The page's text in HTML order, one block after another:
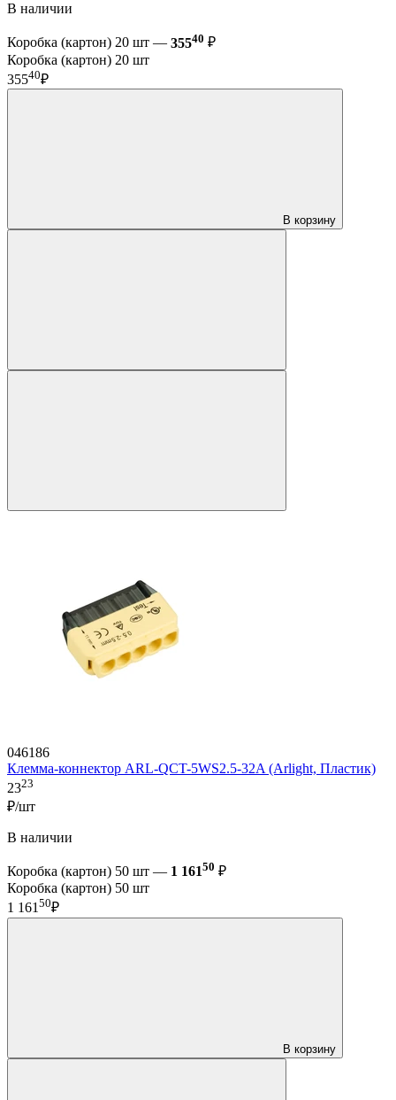
В наличии
Коробка (картон) 20 шт — 35540 ₽
Коробка (картон) 20 шт
35540₽
В корзину
046186
Клемма-коннектор ARL-QCT-5WS2.5-32A (Arlight, Пластик)
2323
₽/шт
В наличии
Коробка (картон) 50 шт — 1 16150 ₽
Коробка (картон) 50 шт
1 16150₽
В корзину